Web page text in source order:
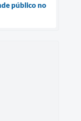
público no